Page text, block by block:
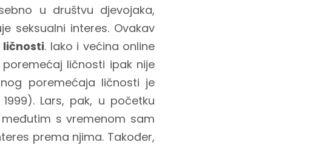
u društvu djevojaka,
seksualni interes. Ovakav
. Iako i većina online
ličnosti ipak nije
poremećaja ličnosti je
Lars, pak, u početku
s vremenom sam
prema njima. Također,